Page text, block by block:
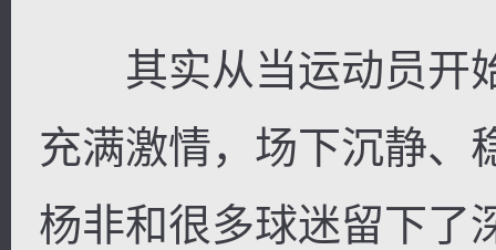
其实从当运动员开
充满激情，场下沉静、
杨非和很多球迷留下了